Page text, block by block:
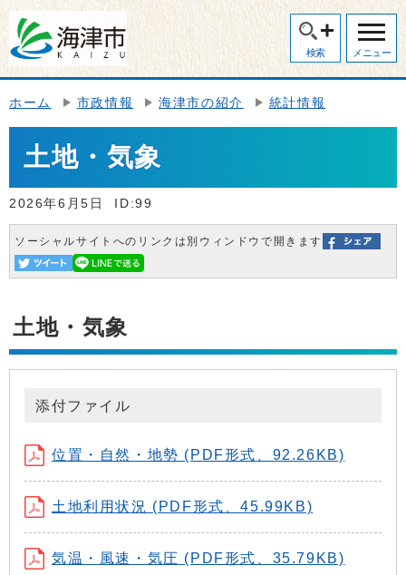
検索 メニュー
ホーム 市政情報 海津市の紹介 統計情報
土地・気象
2026年6月5日 ID:99
ソーシャルサイトへのリンクは別ウィンドウで開きます
土地・気象
添付ファイル
位置・自然・地勢 (PDF形式、92.26KB)
土地利用状況 (PDF形式、45.99KB)
気温・風速・気圧 (PDF形式、35.79KB)